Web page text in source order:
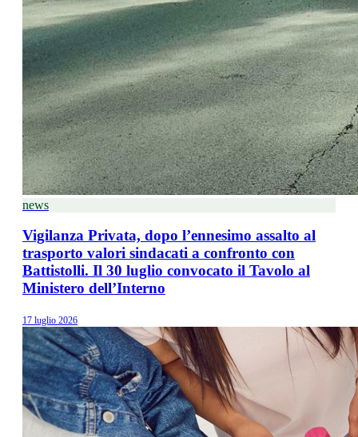
news
Vigilanza Privata, dopo l’ennesimo assalto al
trasporto valori sindacati a confronto con
Battistolli. Il 30 luglio convocato il Tavolo al
Ministero dell’Interno
17 luglio 2026